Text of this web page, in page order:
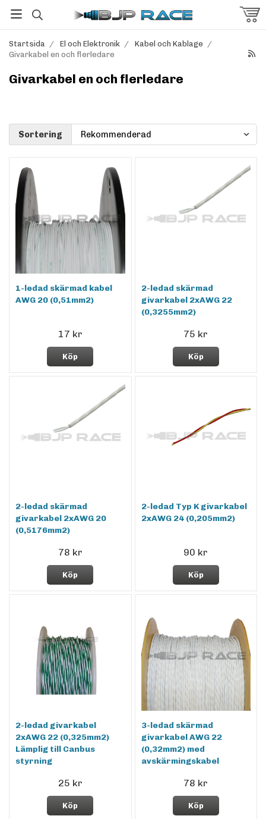
Startsida / El och Elektronik / Kabel och Kablage /
Givarkabel en och flerledare
Givarkabel en och flerledare
Sortering
1-ledad skärmad kabel
AWG 20 (0,51mm2)
17 kr
Köp
2-ledad skärmad
givarkabel 2xAWG 22
(0,3255mm2)
75 kr
Köp
2-ledad skärmad
givarkabel 2xAWG 20
(0,5176mm2)
78 kr
Köp
2-ledad Typ K givarkabel
2xAWG 24 (0,205mm2)
90 kr
Köp
2-ledad givarkabel
2xAWG 22 (0,325mm2)
Lämplig till Canbus
styrning
25 kr
Köp
3-ledad skärmad
givarkabel AWG 22
(0,32mm2) med
avskärmingskabel
78 kr
Köp